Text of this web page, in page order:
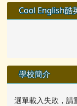
左邊區域內容
Cool English酷
學校簡介
選單載入失敗，請